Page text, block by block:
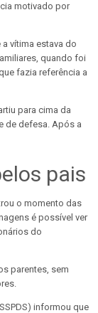
motivado por
vítima estava do
quando foi
fazia referência a
para cima da
de defesa. Após a
pais
o momento das
é possível ver
do
parentes, sem
informou que